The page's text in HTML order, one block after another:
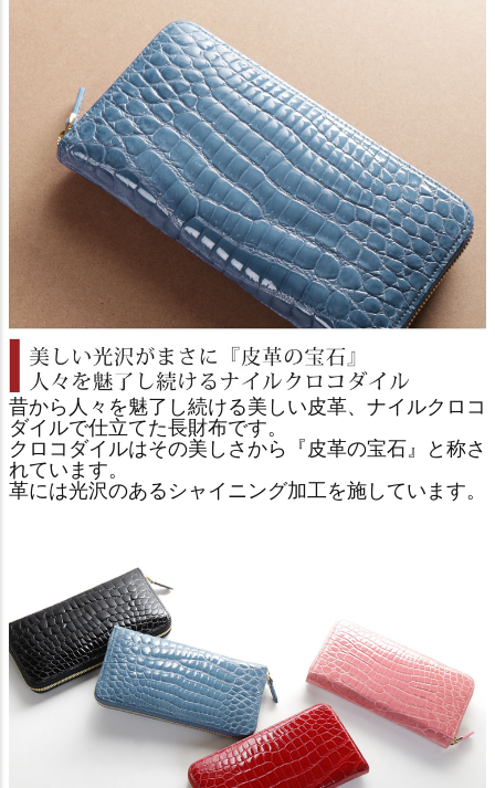
昔から人々を魅了し続ける美しい皮革、ナイルクロコ
ダイルで仕立てた長財布です。
クロコダイルはその美しさから『皮革の宝石』と称さ
れています。
革には光沢のあるシャイニング加工を施しています。